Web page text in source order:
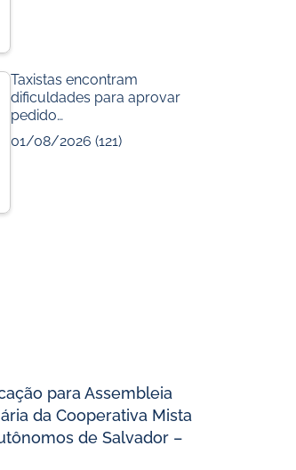
Taxistas encontram
dificuldades para aprovar
pedido…
01/08/2026 (121)
para Assembleia
da Cooperativa Mista
de Salvador –